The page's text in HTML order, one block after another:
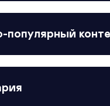
популярный